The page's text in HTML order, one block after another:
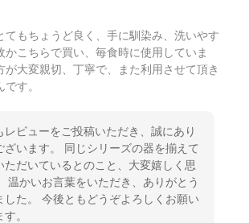
てもちょうど良く、手に馴染み、洗いやす
かこちらで買い、毎食時に使用していま
が大変親切、丁寧で、また利用させて頂き
す。
レビューをご投稿いただき、誠にあり
ざいます。 同じシリーズの器を揃えて
ただいているとのこと、大変嬉しく思
温かいお言葉をいただき、ありがとう
した。 今後ともどうぞよろしくお願い
。